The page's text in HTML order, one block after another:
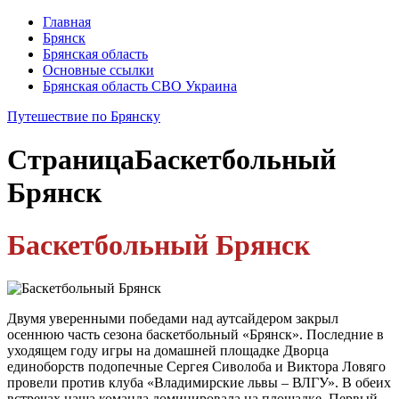
Главная
Брянск
Брянская область
Основные ссылки
Брянская область СВО Украина
Путешествие по Брянску
СтраницаБаскетбольный
Брянск
Баскетбольный Брянск
Двумя уверенными победами над аутсайдером закрыл
осеннюю часть сезона баскетбольный «Брянск». Последние в
уходящем году игры на домашней площадке Дворца
единоборств подопечные Сергея Сиволоба и Виктора Ловяго
провели против клуба «Владимирские львы – ВЛГУ». В обеих